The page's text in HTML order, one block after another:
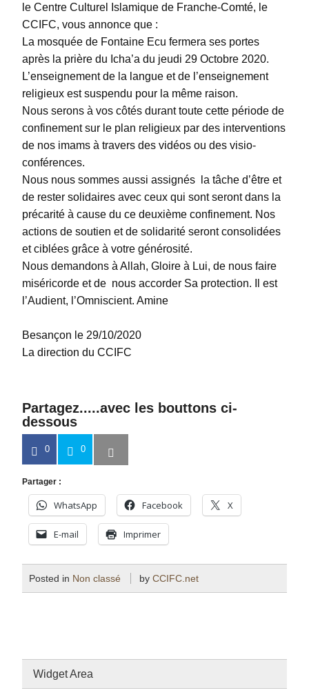
le Centre Culturel Islamique de Franche-Comté, le
CCIFC, vous annonce que :
La mosquée de Fontaine Ecu fermera ses portes
après la prière du Icha’a du jeudi 29 Octobre 2020.
L’enseignement de la langue et de l’enseignement
religieux est suspendu pour la même raison.
Nous serons à vos côtés durant toute cette période de
confinement sur le plan religieux par des interventions
de nos imams à travers des vidéos ou des visio-
conférences.
Nous nous sommes aussi assignés la tâche d’être et
de rester solidaires avec ceux qui sont seront dans la
précarité à cause du ce deuxième confinement. Nos
actions de soutien et de solidarité seront consolidées
et ciblées grâce à votre générosité.
Nous demandons à Allah, Gloire à Lui, de nous faire
miséricorde et de nous accorder Sa protection. Il est
l’Audient, l’Omniscient. Amine
Besançon le 29/10/2020
La direction du CCIFC
Partagez.....avec les bouttons ci-
dessous
0 0
Partager :
WhatsApp Facebook X
E-mail Imprimer
Posted in Non classé by CCIFC.net
Widget Area